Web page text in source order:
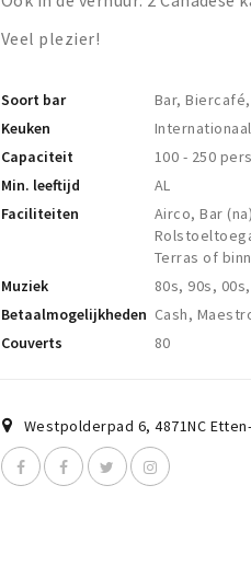
Veel plezier!
Soort bar
Bar,
Keuken
Internationaal
Capaciteit
100 - 250
Min. leeftijd
AL
Faciliteiten
Airco, Bar
Terras of
Muziek
80s, 90s,
Betaalmogelijkheden Cash,
Couverts
80
Westpolderpad 6,4871NC